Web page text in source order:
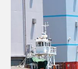
サイトマップ